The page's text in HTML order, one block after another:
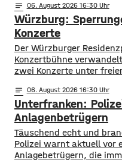
mainabwärts die zweite
aktuell mit dem
Probleme, allerdings ist
notes 06. August 2026 16:30
Würzburg:
Konzerte
Der Würzburger
Konzertbühne
zwei Konzerte unter
Samstag ist dann das
Konzert von Roy Bianco
ausverkauft, rund 16.000
notes 06. August 2026 16:30
Unterfranken:
Anlagenbetrügern
​​Täuschend echt und
Polizei warnt aktuell vor
Anlagebetrügern, die